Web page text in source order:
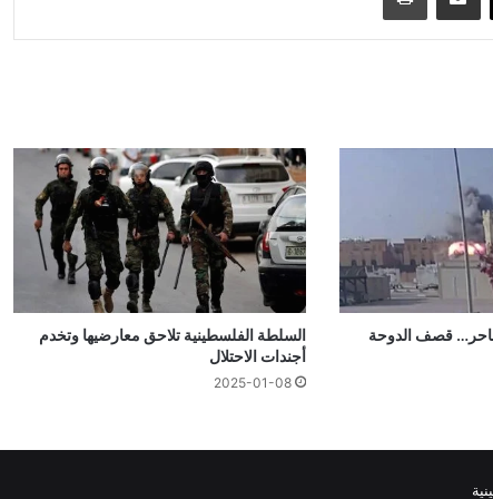
قصف الدوحة
السلطة الفلسطينية تلاحق معارضيها وتخدم
أجندات الاحتلال
2025-01-08